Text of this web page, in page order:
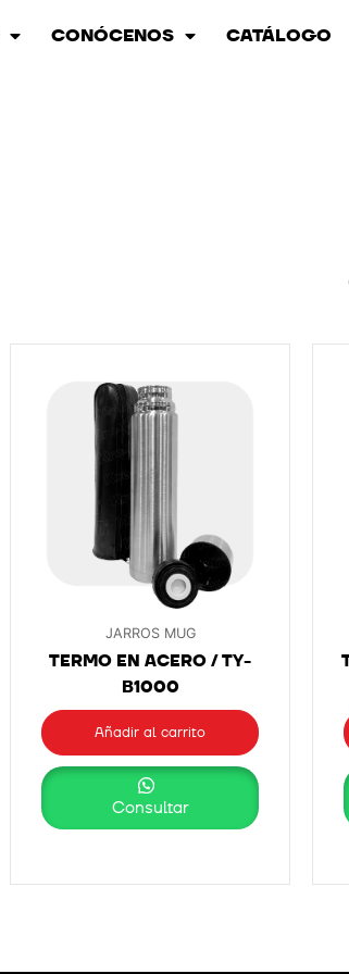
CONÓCENOS CATÁLOGO
JARROS MUG
TERMO EN ACERO / TY-
B1000
Añadir al carrito
Consultar